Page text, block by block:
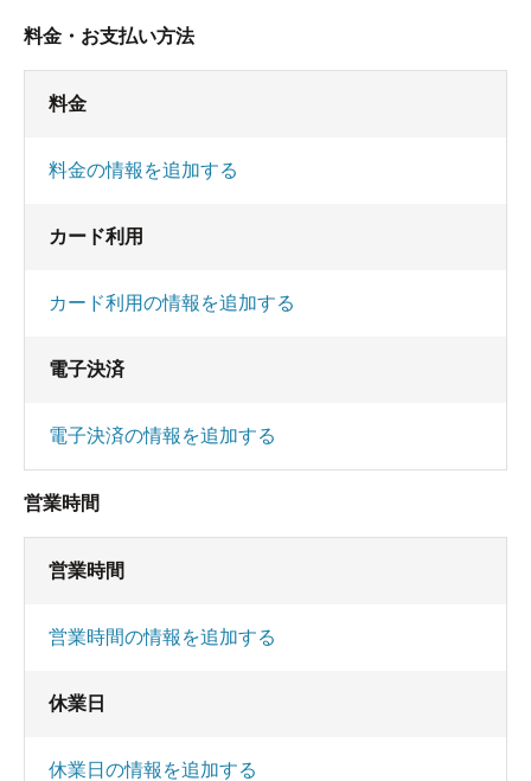
料金・お支払い方法
料金
料金の情報を追加する
カード利用
カード利用の情報を追加する
電子決済
電子決済の情報を追加する
営業時間
営業時間
営業時間の情報を追加する
休業日
休業日の情報を追加する